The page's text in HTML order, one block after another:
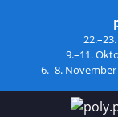
9.–11.
6.–8. November